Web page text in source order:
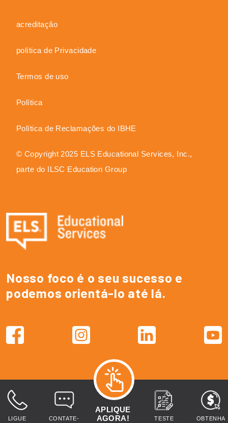
LIGUE
CONTATE-
OBTENHA
TESTE
APLIQUE
AGORA!
Nosso foco é o seu sucesso e
podemos orientá-lo até lá.
acreditação
política de Privacidade
Termos de uso
Política
Política de Reclamações do IBHE
© Copyright 2025 ELS Educational Services, Inc.,
parte do ILSC Education Group